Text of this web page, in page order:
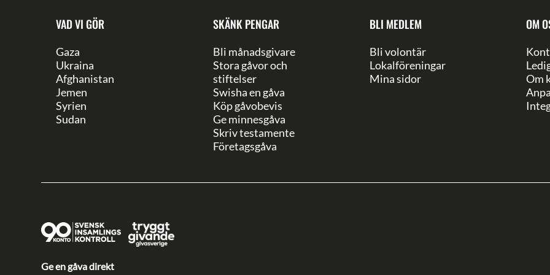
VAD VI GÖR
Gaza
Ukraina
Afghanistan
Jemen
Syrien
Sudan
SKÄNK PENGAR
Bli månadsgivare
Stora gåvor och
stiftelser
Swisha en gåva
Köp gåvobevis
Ge minnesgåva
Skriv testamente
Företagsgåva
BLI MEDLEM
Bli volontär
Lokalföreningar
Mina sidor
OM
Om
Ge en gåva direkt